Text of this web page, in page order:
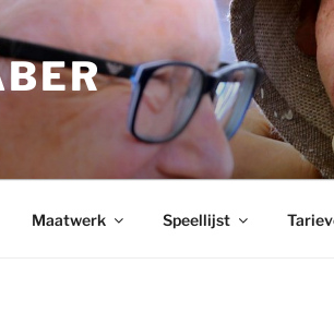
Maatwerk Speellijst